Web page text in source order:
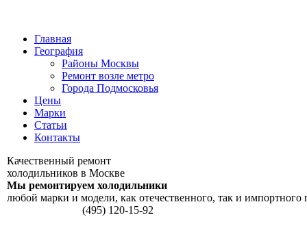
Главная
География
Районы Москвы
Ремонт возле метро
Города Подмосковья
Цены
Марки
Статьи
Контакты
Качественный ремонт
холодильников в Москве
Мы ремонтируем холодильники
любой марки и модели, как отечественного, так и импортного
(495) 120-15-92